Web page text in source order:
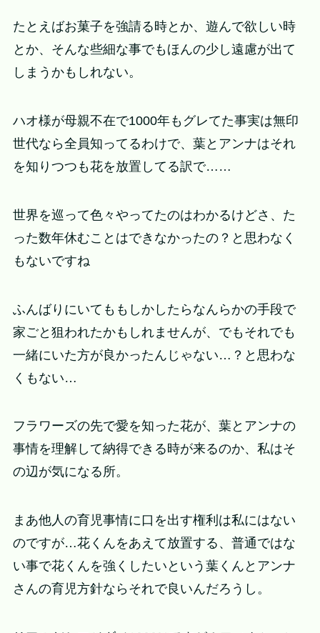
たとえばお菓子を強請る時とか、遊んで欲しい時
とか、そんな些細な事でもほんの少し遠慮が出て
しまうかもしれない。
ハオ様が母親不在で1000年もグレてた事実は無印
世代なら全員知ってるわけで、葉とアンナはそれ
を知りつつも花を放置してる訳で……
世界を巡って色々やってたのはわかるけどさ、た
った数年休むことはできなかったの？と思わなく
もないですね
ふんばりにいてももしかしたらなんらかの手段で
家ごと狙われたかもしれませんが、でもそれでも
一緒にいた方が良かったんじゃない…？と思わな
くもない…
フラワーズの先で愛を知った花が、葉とアンナの
事情を理解して納得できる時が来るのか、私はそ
の辺が気になる所。
まあ他人の育児事情に口を出す権利は私にはない
のですが…花くんをあえて放置する、普通ではな
い事で花くんを強くしたいという葉くんとアンナ
さんの育児方針ならそれで良いんだろうし。